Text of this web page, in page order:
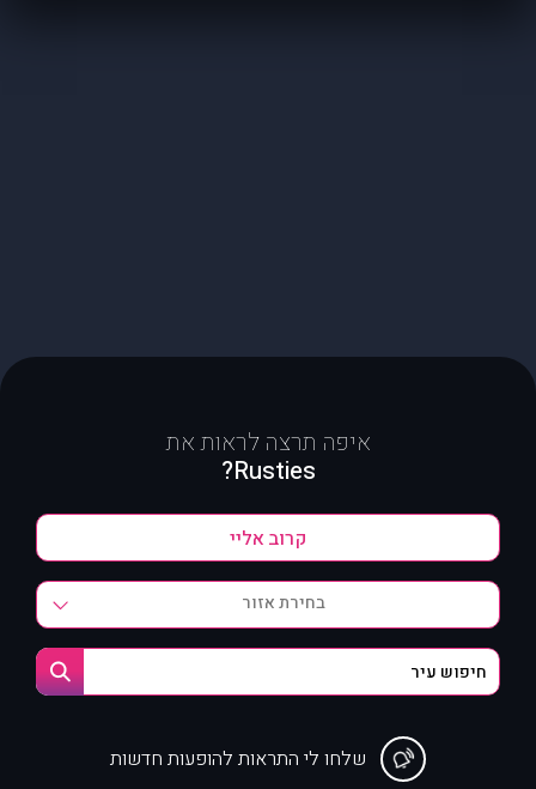
איפה תרצה לראות את
Rusties?
בחירת אזור
שלחו לי התראות להופעות חדשות